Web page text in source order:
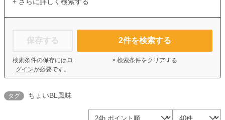
保存する
検索条件の保存には ロ
グインが必要です。
2件を検索する
× 検索条件をクリアする
タグ ちょいBL風味